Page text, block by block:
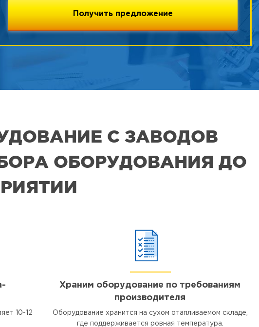
С ЗАВОДОВ
ОБОРУДОВАНИЯ ДО
10-12
Храним оборудование по требованиям
производителя
Оборудование хранится на сухом отапливаемом складе,
где поддерживается ровная температура.